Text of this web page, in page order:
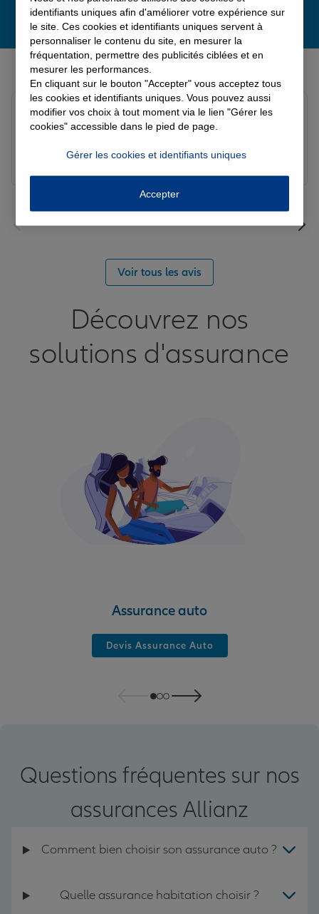
Derniers avis de nos agences Allianz
Note de 5 sur 5
Le 09/08/2026 - Agence LANGRES-SAINT GEOSMES
Très bonne agence. Notre conseillère Laura est
Fanny B.
Voir tous les avis
Découvrez nos
solutions d'assurance
Assurance auto
Devis Assurance Auto
Questions fréquentes sur nos
assurances Allianz
Comment bien choisir son assurance auto ?
Quelle assurance habitation choisir ?
identifiants uniques afin d'améliorer votre expérience sur
le site. Ces cookies et identifiants uniques servent à
personnaliser le contenu du site, en mesurer la
fréquentation, permettre des publicités ciblées et en
mesurer les performances.
En cliquant sur le bouton "Accepter" vous acceptez tous
les cookies et identifiants uniques. Vous pouvez aussi
modifier vos choix à tout moment via le lien "Gérer les
cookies" accessible dans le pied de page.
Gérer les cookies et identifiants uniques
Accepter